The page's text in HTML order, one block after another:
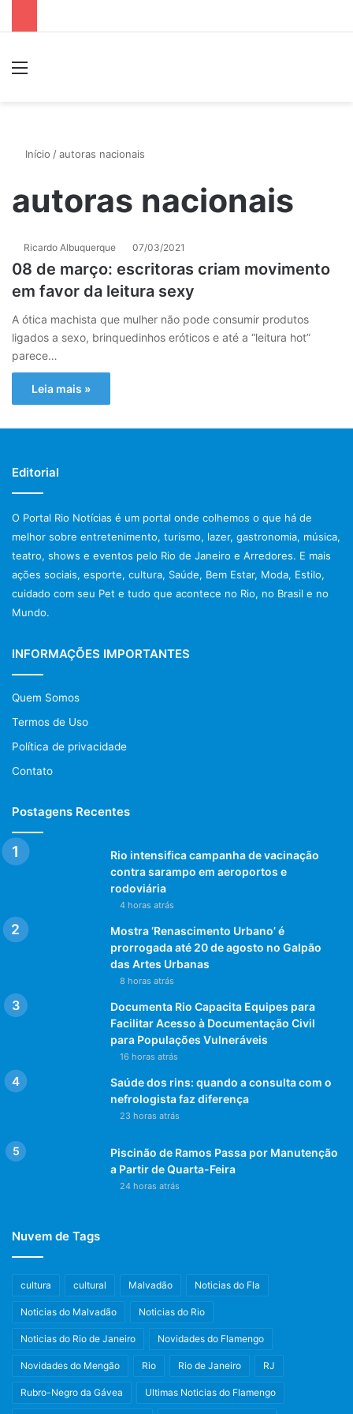
Início /autoras nacionais
autoras nacionais
Ricardo Albuquerque 07/03/2021
08 de março: escritoras criam movimento
em favor da leitura sexy
A ótica machista que mulher não pode consumir produtos
ligados a sexo, brinquedinhos eróticos e até a “leitura hot”
parece…
Leia mais »
Editorial
O Portal Rio Notícias é um portal onde colhemos o que há de
melhor sobre entretenimento, turismo, lazer, gastronomia, música,
teatro, shows e eventos pelo Rio de Janeiro e Arredores. E mais
ações sociais, esporte, cultura, Saúde, Bem Estar, Moda, Estilo,
cuidado com seu Pet e tudo que acontece no Rio, no Brasil e no
Mundo.
INFORMAÇÕES IMPORTANTES
Quem Somos
Termos de Uso
Política de privacidade
Contato
Postagens Recentes
Rio intensifica campanha de vacinação
contra sarampo em aeroportos e
rodoviária
4 horas atrás
Mostra ‘Renascimento Urbano’ é
prorrogada até 20 de agosto no Galpão
das Artes Urbanas
8 horas atrás
Documenta Rio Capacita Equipes para
Facilitar Acesso à Documentação Civil
para Populações Vulneráveis
16 horas atrás
Saúde dos rins: quando a consulta com o
nefrologista faz diferença
23 horas atrás
Piscinão de Ramos Passa por Manutenção
a Partir de Quarta-Feira
24 horas atrás
Nuvem de Tags
cultura cultural Malvadão Noticias do Fla
Noticias do Malvadão Noticias do Rio
Noticias do Rio de Janeiro Novidades do Flamengo
Novidades do Mengão Rio Rio de Janeiro RJ
Rubro-Negro da Gávea Ultimas Noticias do Flamengo